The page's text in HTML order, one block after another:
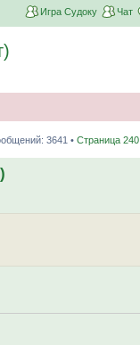
Игра Судоку Чат
3641 • Страница 240